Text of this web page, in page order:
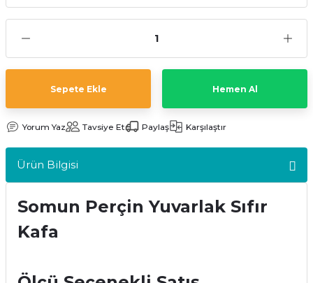
Sepete Ekle Hemen Al
Yorum Yaz Tavsiye Et Paylaş Karşılaştır
Ürün Bilgisi
Somun Perçin Yuvarlak Sıfır
Kafa